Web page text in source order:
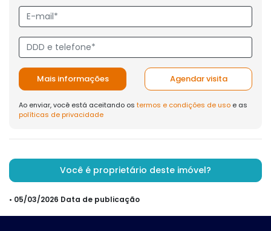
Mais informações Agendar visita
Ao enviar, você está aceitando os termos e condições de uso e as
políticas de privacidade
Você é proprietário deste imóvel?
• 05/03/2026 Data de publicação